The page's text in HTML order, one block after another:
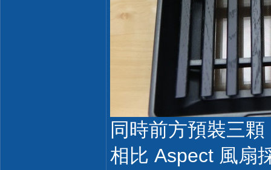
同時前方預裝三
相比 Aspect 風扇